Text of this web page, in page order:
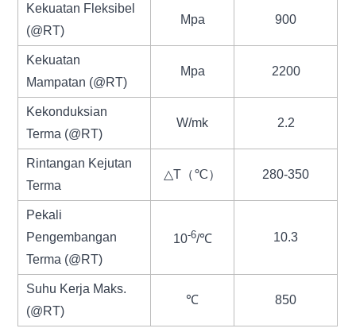
Kekuatan Fleksibel
(@RT)
Mpa 900
Kekuatan
Mampatan (@RT)
Mpa 2200
Kekonduksian
Terma (@RT)
W/mk 2.2
Rintangan Kejutan
Terma
△T（℃） 280-350
Pekali
Pengembangan
Terma (@RT)
10-6/℃ 10.3
Suhu Kerja Maks.
(@RT)
℃ 850